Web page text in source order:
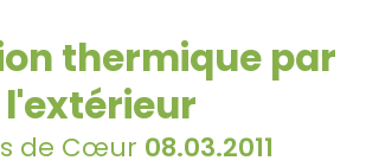
thermique par
l'extérieur
de Cœur 08.03.2011